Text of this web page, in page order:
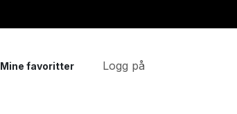
Mine favoritter Logg på